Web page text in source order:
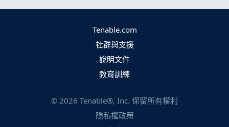
Tenable.com
社群與支援
說明文件
教育訓練
© 2026 Tenable®, Inc. 保留所有權利
隱私權政策